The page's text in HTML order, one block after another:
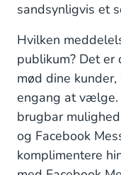
sandsynligvis et
Hvilken
publikum? Det
mød dine
engang at vælge.
brugbar
og Facebook
komplimentere